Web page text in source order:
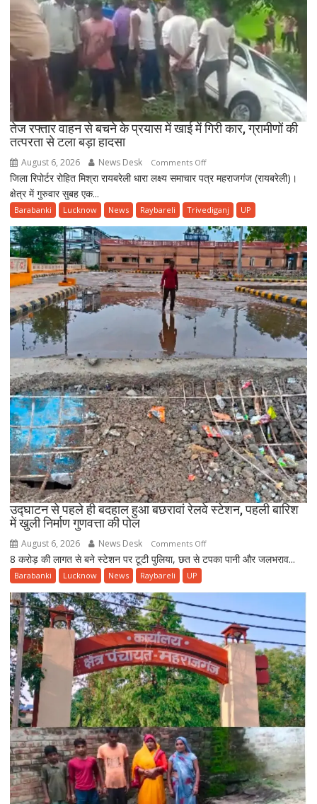
पत्र
दिनांक
अगस्त
2026
दिन
शुक्रवार
तेज रफ्तार वाहन से बचने के प्रयास में खाई में गिरी कार, ग्रामीणों की
तत्परता से टला बड़ा हादसा
August 6, 2026 News Desk Comments Offon
तेज
वाहन
से
बचने
के
प्रयास
में
खाई
ग्रामीणों
की
तत्परता
से
टला
बड़ा
हादसा
जिला रिपोर्टर रोहित मिश्रा रायबरेली धारा लक्ष्य समाचार पत्र महराजगंज (रायबरेली)।
क्षेत्र में गुरुवार सुबह एक...
Barabanki Lucknow News Raybareli Trivediganj UP
उद्घाटन से पहले ही बदहाल हुआ बछरावां रेलवे स्टेशन, पहली बारिश
में खुली निर्माण गुणवत्ता की पोल
August 6, 2026 News Desk Comments Offon
उद्घाटन
पहले
ही
बदहाल
हुआ
बछरावां
रेलवे
स्टेशन,
पहली
बारिश
में
खुली
निर्माण
गुणवत्ता
8 करोड़ की लागत से बने स्टेशन पर टूटी पुलिया, छत से टपका पानी और जलभराव...
Barabanki Lucknow News Raybareli UP